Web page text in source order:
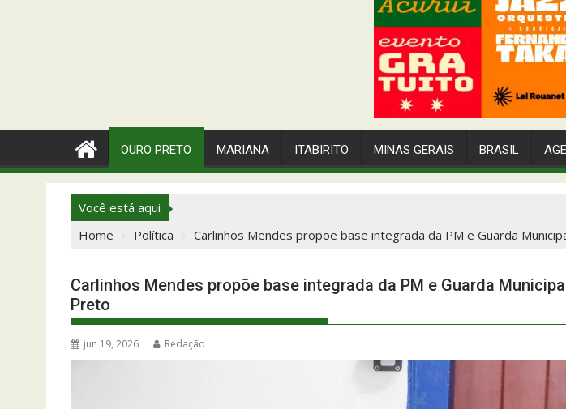
OURO PRETO MARIANA ITABIRITO MINAS GERAIS BRASIL
Você está aqui
Home
Política Carlinhos Mendes propõe base integrada da PM e Guarda
Carlinhos Mendes propõe base integrada da PM e Guarda
Preto
jun 19, 2026 Redação